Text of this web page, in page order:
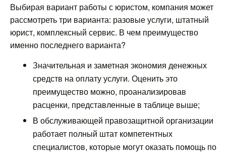
Выбирая вариант работы с юристом, компания может
рассмотреть три варианта: разовые услуги, штатный
юрист, комплексный сервис. В чем преимущество
именно последнего варианта?
Значительная и заметная экономия денежных
средств на оплату услуги. Оценить это
преимущество можно, проанализировав
расценки, представленные в таблице выше;
В обслуживающей правозащитной организации
работает полный штат компетентных
специалистов, которые могут оказать помощь по